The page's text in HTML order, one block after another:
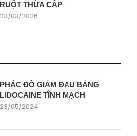
RUỘT THỪA CẤP
23/03/2026
PHÁC ĐỒ GIẢM ĐAU BẰNG
LIDOCAINE TĨNH MẠCH
23/05/2024